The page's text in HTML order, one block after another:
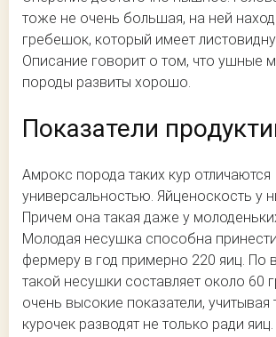
тоже не очень большая, на ней
гребешок, который имеет
Описание говорит о том, что ушные
породы развиты хорошо.
Показатели
Амрокс порода таких кур отличаются
универсальностью. Яйценоскость у
Причем она такая даже у
Молодая несушка способна
фермеру в год примерно 220 яиц. По
такой несушки составляет около 60
очень высокие показатели, учитывая
курочек разводят не только ради